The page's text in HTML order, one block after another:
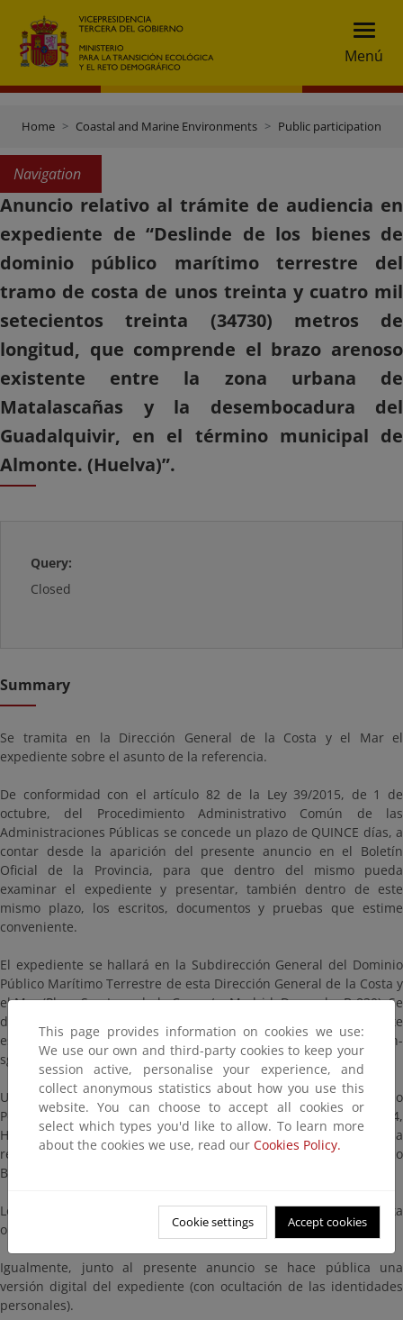
Menú
Home Coastal and Marine Environments Public participation
Navigation
Anuncio relativo al trámite de audiencia en
expediente de “Deslinde de los bienes de
dominio público marítimo terrestre del
tramo de costa de unos treinta y cuatro mil
setecientos treinta (34730) metros de
longitud, que comprende el brazo arenoso
existente entre la zona urbana de
Matalascañas y la desembocadura del
Guadalquivir, en el término municipal de
Almonte. (Huelva)”.
Query:
Closed
Summary
Se tramita en la Dirección General de la Costa y el Mar el
expediente sobre el asunto de la referencia.
De conformidad con el artículo 82 de la Ley 39/2015, de 1 de
octubre, del Procedimiento Administrativo Común de las
Administraciones Públicas se concede un plazo de QUINCE días, a
contar desde la aparición del presente anuncio en el Boletín
Oficial de la Provincia, para que dentro del mismo pueda
examinar el expediente y presentar, también dentro de este
mismo plazo, los escritos, documentos y pruebas que estime
conveniente.
El expediente se hallará en la Subdirección General del Dominio
Público Marítimo Terrestre de esta Dirección General de la Costa y
el Mar (Plaza San Juan de la Cruz s/n, Madrid, Despacho B-830). Se
deberá concertar cita con este fin, citando la referencia de este
escrito en la dirección de correo electrónico buzon-
sgdpmt@miteco.es
Una copia del expediente podrá ser examinada en el Servicio
Periférico de Costas de este Ministerio en Huelva (La Fuente, 14,
Huelva). Se deberá concertar cita con este fin, citando la
referencia de este escrito en la dirección de correo electrónico
Bzn-DCHuelva@miteco.es
Lo que se comunica por si desea hace uso de este trámite de vista
o audiencia que se le concede.
Igualmente, junto al presente anuncio se hace pública una
versión digital del expediente (con ocultación de las identidades
personales).
This page provides information on cookies we use:
We use our own and third-party cookies to keep your
session active, personalise your experience, and
collect anonymous statistics about how you use this
website. You can choose to accept all cookies or
select which types you'd like to allow. To learn more
about the cookies we use, read our Cookies Policy.
Cookie settings Accept cookies